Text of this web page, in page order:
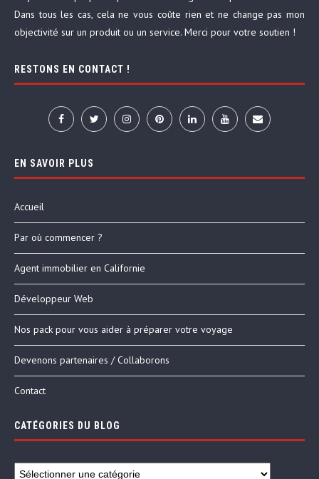
Dans tous les cas, cela ne vous coûte rien et ne change pas mon
objectivité sur un produit ou un service. Merci pour votre soutien !
RESTONS EN CONTACT !
EN SAVOIR PLUS
Accueil
Par où commencer ?
Agent immobilier en Californie
Développeur Web
Nos pack pour vous aider à préparer votre voyage
Devenons partenaires / Collaborons
Contact
CATÉGORIES DU BLOG